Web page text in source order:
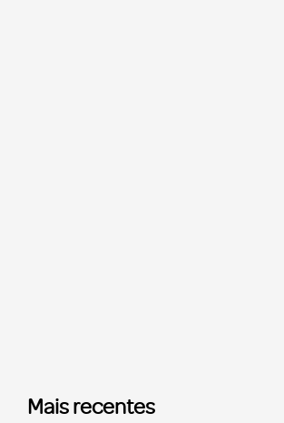
Mais recentes